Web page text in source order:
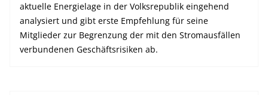
aktuelle Energielage in der Volksrepublik eingehend
analysiert und gibt erste Empfehlung für seine
Mitglieder zur Begrenzung der mit den Stromausfällen
verbundenen Geschäftsrisiken ab.